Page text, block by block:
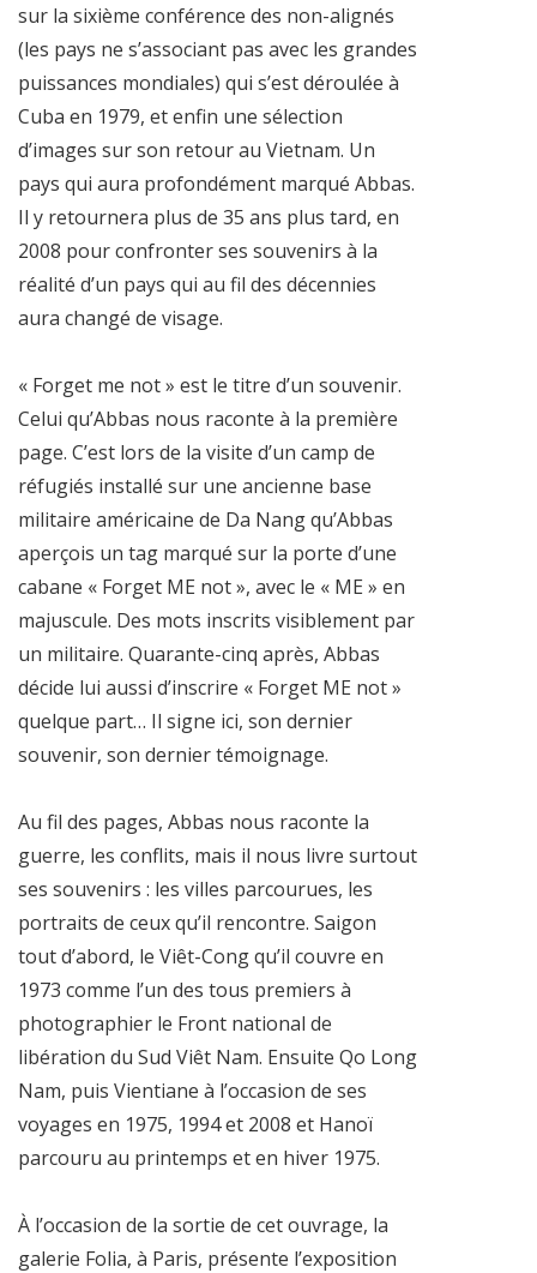
sur la sixième conférence des non-alignés
(les pays ne s’associant pas avec les grandes
puissances mondiales) qui s’est déroulée à
Cuba en 1979, et enfin une sélection
d’images sur son retour au Vietnam. Un
pays qui aura profondément marqué Abbas.
Il y retournera plus de 35 ans plus tard, en
2008 pour confronter ses souvenirs à la
réalité d’un pays qui au fil des décennies
aura changé de visage.
« Forget me not » est le titre d’un souvenir.
Celui qu’Abbas nous raconte à la première
page. C’est lors de la visite d’un camp de
réfugiés installé sur une ancienne base
militaire américaine de Da Nang qu’Abbas
aperçois un tag marqué sur la porte d’une
cabane « Forget ME not », avec le « ME » en
majuscule. Des mots inscrits visiblement par
un militaire. Quarante-cinq après, Abbas
décide lui aussi d’inscrire « Forget ME not »
quelque part… Il signe ici, son dernier
souvenir, son dernier témoignage.
Au fil des pages, Abbas nous raconte la
guerre, les conflits, mais il nous livre surtout
ses souvenirs : les villes parcourues, les
portraits de ceux qu’il rencontre. Saigon
tout d’abord, le Viêt-Cong qu’il couvre en
1973 comme l’un des tous premiers à
photographier le Front national de
libération du Sud Viêt Nam. Ensuite Qo Long
Nam, puis Vientiane à l’occasion de ses
voyages en 1975, 1994 et 2008 et Hanoï
parcouru au printemps et en hiver 1975.
À l’occasion de la sortie de cet ouvrage, la
galerie Folia, à Paris, présente l’exposition